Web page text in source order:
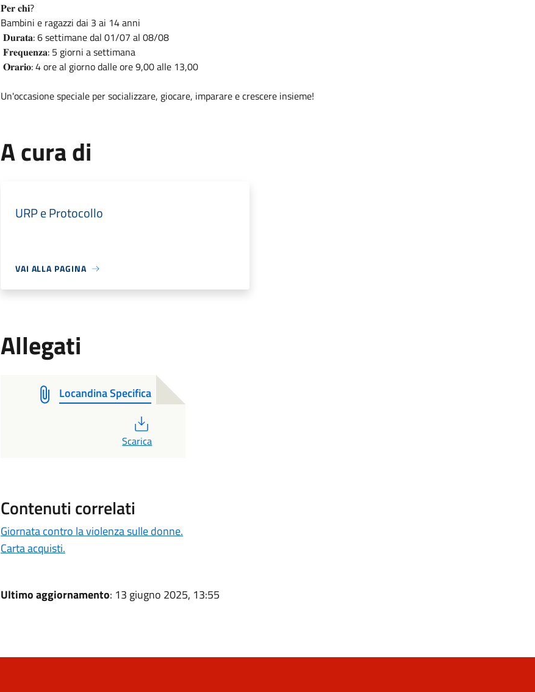
𝐏𝐞𝐫 𝐜𝐡𝐢?
Bambini e ragazzi dai 3 ai 14 anni
𝐃𝐮𝐫𝐚𝐭𝐚: 6 settimane dal 01/07 al 08/08
𝐅𝐫𝐞𝐪𝐮𝐞𝐧𝐳𝐚: 5 giorni a settimana
𝐎𝐫𝐚𝐫𝐢𝐨: 4 ore al giorno dalle ore 9,00 alle 13,00
Un'occasione speciale per socializzare, giocare, imparare e crescere insieme!
A cura di
URP e Protocollo
VAI ALLA PAGINA
Allegati
Locandina Specifica
Scarica
Contenuti correlati
Giornata contro la violenza sulle donne.
Carta acquisti.
Ultimo aggiornamento: 13 giugno 2025, 13:55